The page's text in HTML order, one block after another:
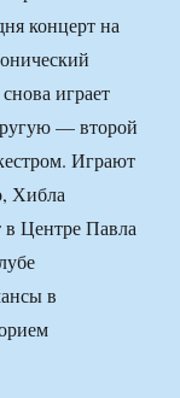
концерт на
играет
— второй
Играют
Хибла
Центре Павла
в